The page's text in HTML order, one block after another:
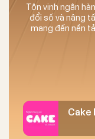
Tôn vinh ngân
đổi số và nâng
mang đến nền
Cake